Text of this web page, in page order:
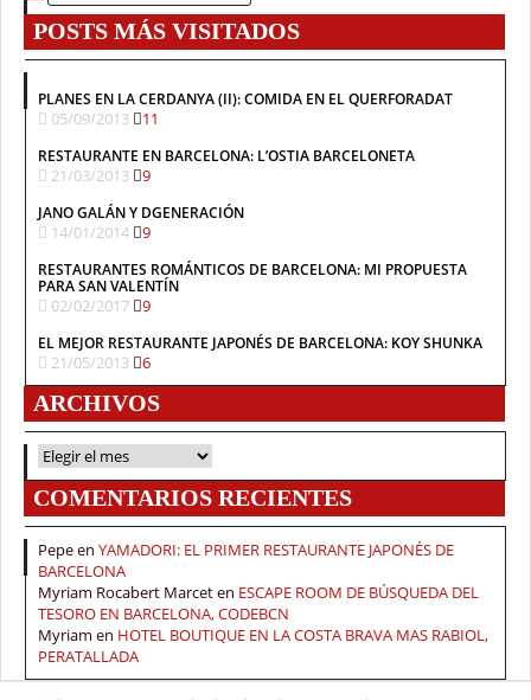
POSTS MÁS VISITADOS
PLANES EN LA CERDANYA (II): COMIDA EN EL QUERFORADAT
05/09/2013 11
RESTAURANTE EN BARCELONA: L’OSTIA BARCELONETA
21/03/2013 9
JANO GALÁN Y DGENERACIÓN
14/01/2014 9
RESTAURANTES ROMÁNTICOS DE BARCELONA: MI PROPUESTA
PARA SAN VALENTÍN
02/02/2017 9
EL MEJOR RESTAURANTE JAPONÉS DE BARCELONA: KOY SHUNKA
21/05/2013 6
ARCHIVOS
ARCHIVOS
COMENTARIOS RECIENTES
Pepeen YAMADORI: EL PRIMER RESTAURANTE JAPONÉS DE
BARCELONA
Myriam Rocabert Marceten ESCAPE ROOM DE BÚSQUEDA DEL
TESORO EN BARCELONA, CODEBCN
Myriam en HOTEL BOUTIQUE EN LA COSTA BRAVA MAS RABIOL,
PERATALLADA